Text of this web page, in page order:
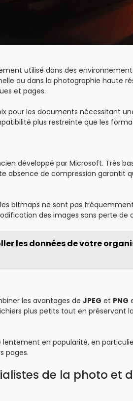
utilisé dans des
ou dans la photographie haute
et pages.
pour les documents nécessitant
plus restreinte que les
développé par Microsoft. Très
absence de compression garantit
bitmaps ne sont pas
des images sans perte de
les données de votre
les avantages de JPEG et PNG
plus petits tout en préservant
lentement en popularité, en
pages.
de la photo et